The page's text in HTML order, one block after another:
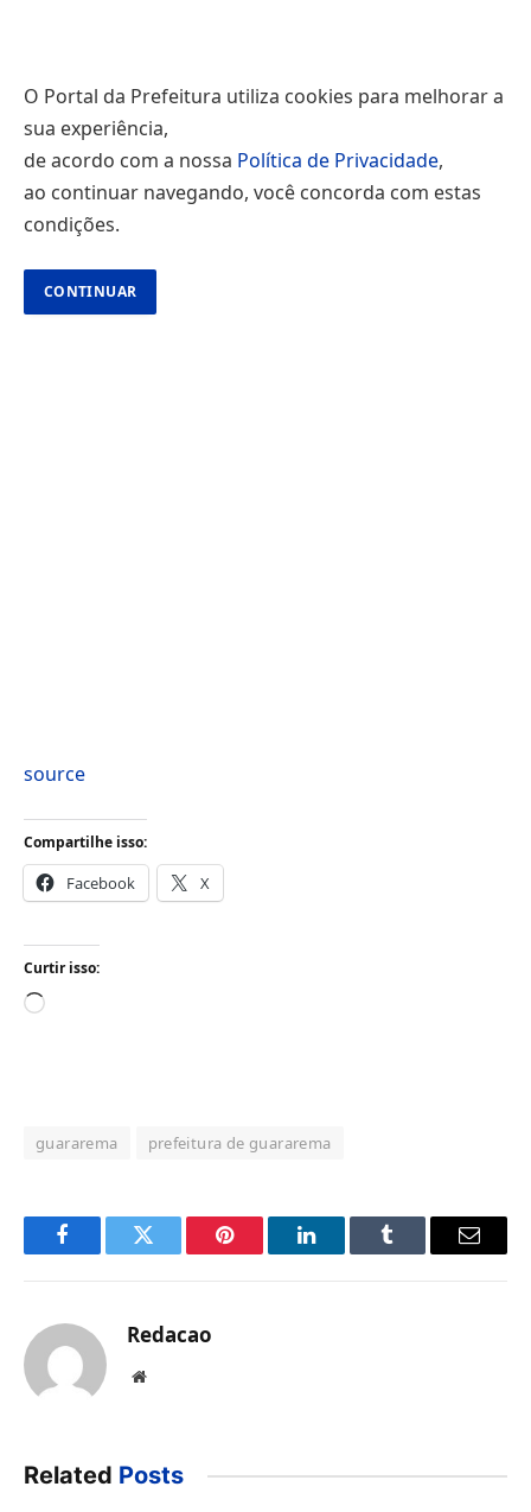
O Portal da Prefeitura utiliza cookies para melhorar a
sua experiência,
de acordo com a nossa Política de Privacidade,
ao continuar navegando, você concorda com estas
condições.
CONTINUAR
source
Compartilhe isso:
Facebook X
Curtir isso:
Carregando...
guararema prefeitura de guararema
FacebookTwitter Pinterest LinkedInTumblr Email
Redacao
Website
Related Posts